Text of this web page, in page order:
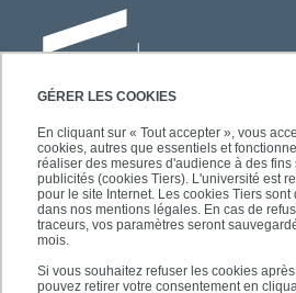
GÉRER LES COOKIES
En cliquant sur « Tout accepter », vous
cookies, autres que essentiels et
réaliser des mesures d'audience à des
publicités (cookies Tiers). L'université est
pour le site Internet. Les cookies Tiers
dans nos mentions légales. En cas de
traceurs, vos paramètres seront
mois.
Si vous souhaitez refuser les cookies
pouvez retirer votre consentement en
Université Paris-Est Créteil
Faculté des lettres, langues et
humaines
61, avenue du Général de Gaulle
94010 Créteil